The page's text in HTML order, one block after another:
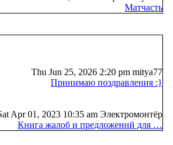
Матчасть
Thu Jun 25, 2026 2:20 pm mitya77
Принимаю поздравления :}
Apr 01, 2023 10:35 am Электромонтёр
Книга жалоб и предложений для …